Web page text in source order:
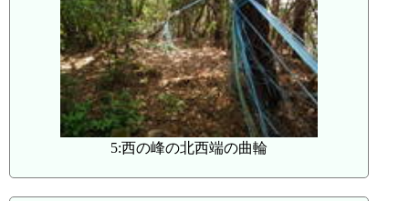
5:西の峰の北西端の曲輪